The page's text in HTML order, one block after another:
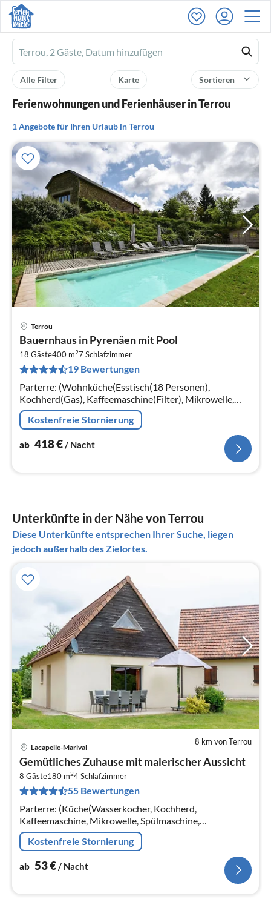
Ferienhausmiete
logo
Sortieren
Karte
Alle Filter
Ferienwohnungen und Ferienhäuser in Terrou
1 Angebote für Ihren Urlaub in Terrou
Terrou
Bauernhaus in Pyrenäen mit Pool
18 Gäste400 m27 Schlafzimmer
19 Bewertungen
Parterre: (Wohnküche(Esstisch(18 Personen),
Kochherd(Gas), Kaffeemaschine(Filter), Mikrowelle,
Kühlschrank, Waschmaschine), Wohn/Esszimmer(TV,
Herd(Holz)
Kostenfreie Stornierung
ab 418€/ Nacht
Unterkünfte in der Nähe von Terrou
Diese Unterkünfte entsprechen Ihrer Suche, liegen
jedoch außerhalb des Zielortes.
8 km von Terrou
Lacapelle-Marival
Gemütliches Zuhause mit malerischer Aussicht
8 Gäste180 m24Schlafzimmer
55 Bewertungen
Parterre: (Küche(Wasserkocher, Kochherd,
Kaffeemaschine, Mikrowelle, Spülmaschine,
Kühlschrank), Wohn/Esszimmer(TV, Esstisch, DVD-
Spieler, Video)
Kostenfreie Stornierung
ab 53€/ Nacht